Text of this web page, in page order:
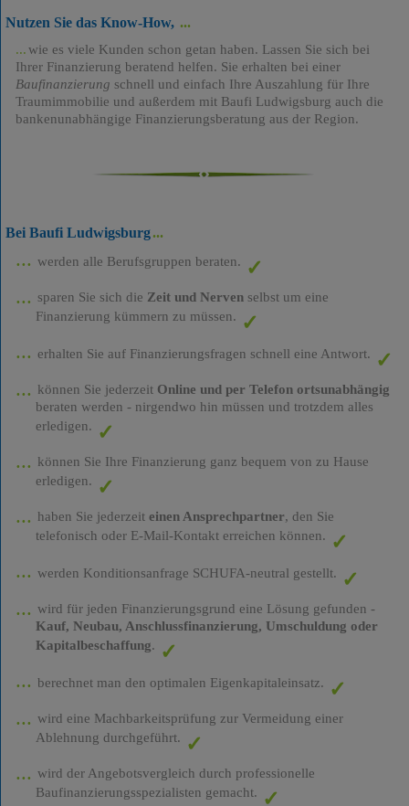
Nutzen Sie das Know-How,
wie es viele Kunden schon getan haben. Lassen Sie sich bei
Ihrer Finanzierung beratend helfen. Sie erhalten bei einer
Baufinanzierung schnell und einfach Ihre Auszahlung für Ihre
Traumimmobilie und außerdem mit Baufi Ludwigsburg auch die
bankenunabhängige Finanzierungsberatung aus der Region.
Bei Baufi Ludwigsburg
werden alle Berufsgruppen beraten.
sparen Sie sich die Zeit und Nervenselbst um eine
Finanzierung kümmern zu müssen.
erhalten Sie auf Finanzierungsfragen schnell eine Antwort.
können Sie jederzeit Online und per Telefon ortsunabhängig
beraten werden - nirgendwo hin müssen und trotzdem alles
erledigen.
können Sie Ihre Finanzierung ganz bequem von zu Hause
erledigen.
haben Sie jederzeit einen Ansprechpartner, den Sie
telefonisch oder E-Mail-Kontakt erreichen können.
werden Konditionsanfrage SCHUFA-neutral gestellt.
wird für jeden Finanzierungsgrund eine Lösung gefunden -
Kauf, Neubau, Anschlussfinanzierung, Umschuldung oder
Kapitalbeschaffung.
berechnet man den optimalen Eigenkapitaleinsatz.
wird eine Machbarkeitsprüfung zur Vermeidung einer
Ablehnung durchgeführt.
wird der Angebotsvergleich durch professionelle
Baufinanzierungsspezialisten gemacht.